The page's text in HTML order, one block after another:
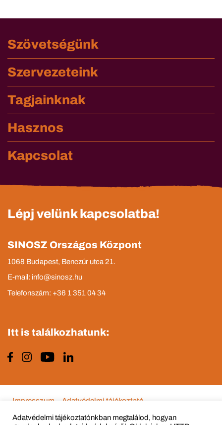
Szövetségünk
Szervezeteink
Tagjainknak
Hasznos
Kapcsolat
Lépj velünk kapcsolatba!
SINOSZ Országos Központ
1068 Budapest, Benczúr utca 21.
E-mail: info@sinosz.hu
Telefonszám: +36 1 351 04 34
Itt is találkozhatunk:
Impresszum Adatvédelmi tájékoztató
Adatvédelmi tájékoztatónkban megtalálod, hogyan